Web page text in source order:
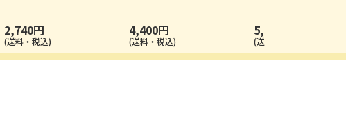
2,740円
(送料・税込)
4,400円
(送料・税込)
5,500円
(送料・税込)